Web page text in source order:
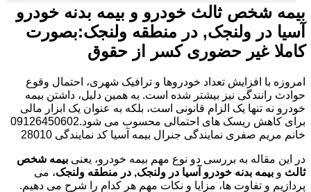
بیمه شخص ثالث خودرو و بیمه بدنه خودرو
آسیا در ولنجک, در منطقه ولنجک:بصورت
کاملا غیر حضوری کسر از حقوق
امروزه با افزایش تعداد خودروها و ترافیک شهری، احتمال وقوع
حوادث رانندگی نیز بیشتر شده است. به همین دلیل، داشتن بیمه
خودرو نه تنها یک الزام قانونی است، بلکه به عنوان یک ابزار مالی
برای کاهش ریسک های احتمالی محسوب می شود.09126450602
خانم مریم صفری نمایندگی جنرال بیمه آسیا کد نمایندگی 28010
در این مقاله به بررسی دو نوع مهم بیمه خودرو، یعنی بیمه شخص
ثالث و بیمه بدنه خودرو آسیا در ولنجک, در منطقه ولنجک، می
پردازیم و تفاوت ها، مزایا و نکات مهم هر کدام را شرح می دهیم.